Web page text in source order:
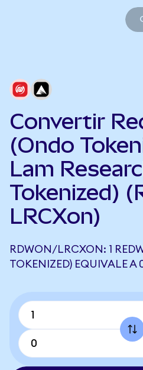
Convertir
(Ondo
Lam
Tokenized)
LRCXon)
RDWON/LRCXON: 1
TOKENIZED) EQUIVALE